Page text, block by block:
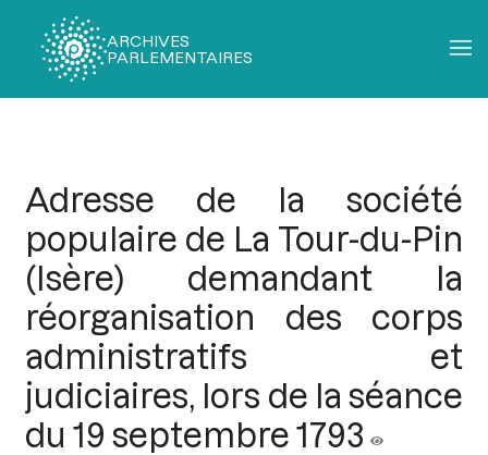
ARCHIVES
PARLEMENTAIRES
Adresse de la société
populaire de La Tour-du-Pin
(Isère) demandant la
réorganisation des corps
administratifs et
judiciaires, lors de la séance
du 19 septembre 1793